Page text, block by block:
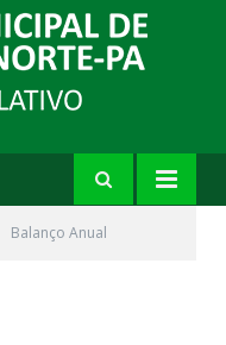
Balanço Anual